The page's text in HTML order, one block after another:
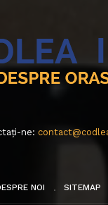
ne:
NOI SITEMAP